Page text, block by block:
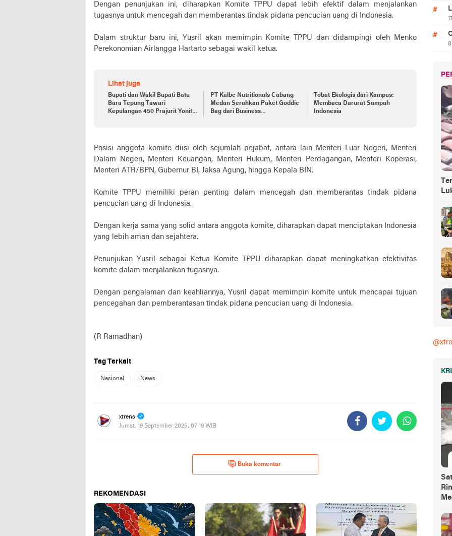
Dengan penunjukan ini, diharapkan Komite TPPU dapat lebih efektif dalam menjalankan
tugasnya untuk mencegah dan memberantas tindak pidana pencucian uang di Indonesia.
Dalam struktur baru ini, Yusril akan memimpin Komite TPPU dan didampingi oleh Menko
Perekonomian Airlangga Hartarto sebagai wakil ketua.
Lihat juga
Bupati dan Wakil Bupati Batu
Bara Tepung Tawari
Kepulangan 450 Prajurit Yonif
PT Kalbe Nutritionals Cabang
Medan Serahkan Paket Goddie
Bag dari Business
Tobat Ekologis dari Kampus:
Membaca Darurat Sampah
Indonesia
Posisi anggota komite diisi oleh sejumlah pejabat, antara lain Menteri Luar Negeri, Menteri
Dalam Negeri, Menteri Keuangan, Menteri Hukum, Menteri Perdagangan, Menteri Koperasi,
Menteri ATR/BPN, Gubernur BI, Jaksa Agung, hingga Kepala BIN.
Komite TPPU memiliki peran penting dalam mencegah dan memberantas tindak pidana
pencucian uang di Indonesia.
Dengan kerja sama yang solid antara anggota komite, diharapkan dapat menciptakan Indonesia
yang lebih aman dan sejahtera.
Penunjukan Yusril sebagai Ketua Komite TPPU diharapkan dapat meningkatkan efektivitas
komite dalam menjalankan tugasnya.
Dengan pengalaman dan keahliannya, Yusril dapat memimpin komite untuk mencapai tujuan
pencegahan dan pemberantasan tindak pidana pencucian uang di Indonesia.
(R Ramadhan)
Tag Terkait
Nasional News
xtrens
Jumat, 19 September 2025, 07:19 WIB
Buka komentar
REKOMENDASI